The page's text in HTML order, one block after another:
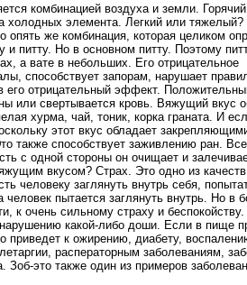
комбинацией воздуха и земли.
элемента. Легкий или тяжелый?
же комбинация, которая целиком
и питту. Но в основном питту. Поэтому
а вате в небольших. Его отрицательное
способствует запорам, нарушает
его отрицательный эффект.
или свертывается кровь. Вяжущий вкус
хурма, чай, тоник, корка граната. И
этот вкус обладает
также способствует заживлению ран. Все
с одной стороны он очищает и
вкусом? Страх. Это одно из
человеку заглянуть внутрь себя,
человек пытается заглянуть внутрь. Но в
к очень сильному страху и
нарушению какой-либо доши. Если в пище
приведет к ожирению, диабету,
расператорным заболеваниям,
Зоб-это также один из примеров